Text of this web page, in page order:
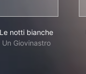
Le notti bianche
Un Giovinastro